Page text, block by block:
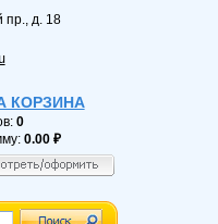
пр., д. 18
КОРЗИНА
0
0.00